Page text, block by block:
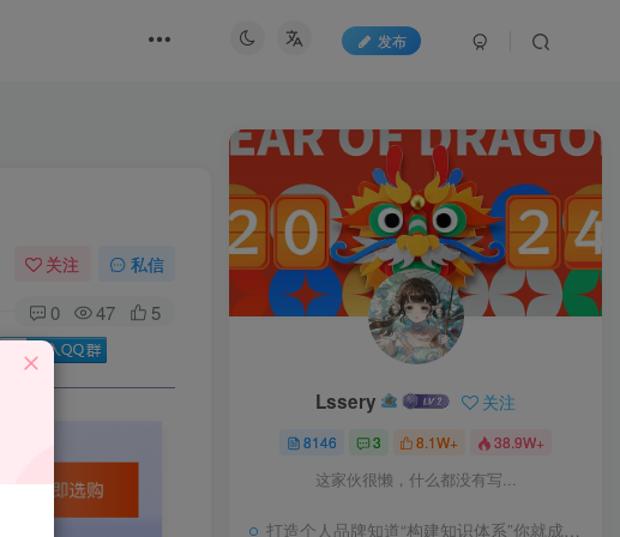
发布
关注 私信
0 47 5
Lssery 关注
8146 3 8.1W+ 38.9W+
这家伙很懒，什么都没有写...
打造个人品牌知道“构建知识体系”你就成功了一半